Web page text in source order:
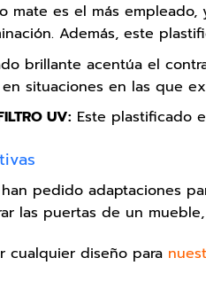
mate es el más
Además, este
brillante acentúa el
situaciones en las que
UV: Este plastificado
pedido adaptaciones
las puertas de un mueble,
cualquier diseño para